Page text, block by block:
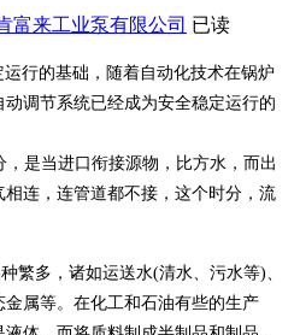
富来工业泵有限公司 已读
行的基础，随着自动化技术在锅炉
调节系统已经成为安全稳定运行的
是当进口衔接源物，比方水，而出
连，连管道都不接，这个时分，流
繁多，诸如运送水(清水、污水等)、
属等。在化工和石油有些的生产